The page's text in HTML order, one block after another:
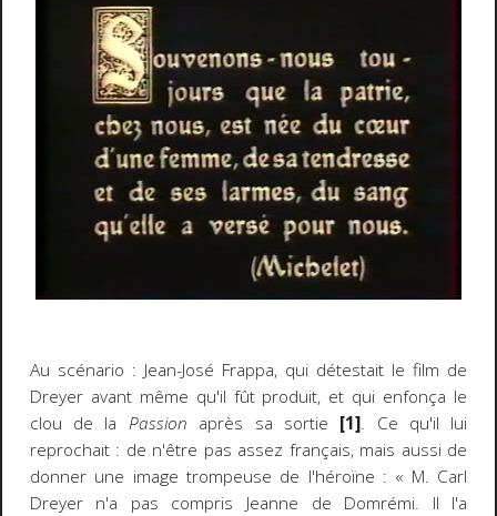
Au scénario : Jean-José Frappa, qui détestait le film de
Dreyer avant même qu'il fût produit, et qui enfonça le
clou de la Passion après sa sortie [1]. Ce qu'il lui
reprochait : de n'être pas assez français, mais aussi de
donner une image trompeuse de l'héroïne : « M. Carl
Dreyer n'a pas compris Jeanne de Domrémi. Il l'a